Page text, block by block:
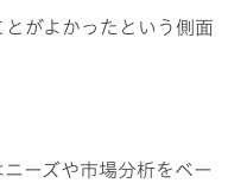
がよかったという側面
ーズや市場分析をベー